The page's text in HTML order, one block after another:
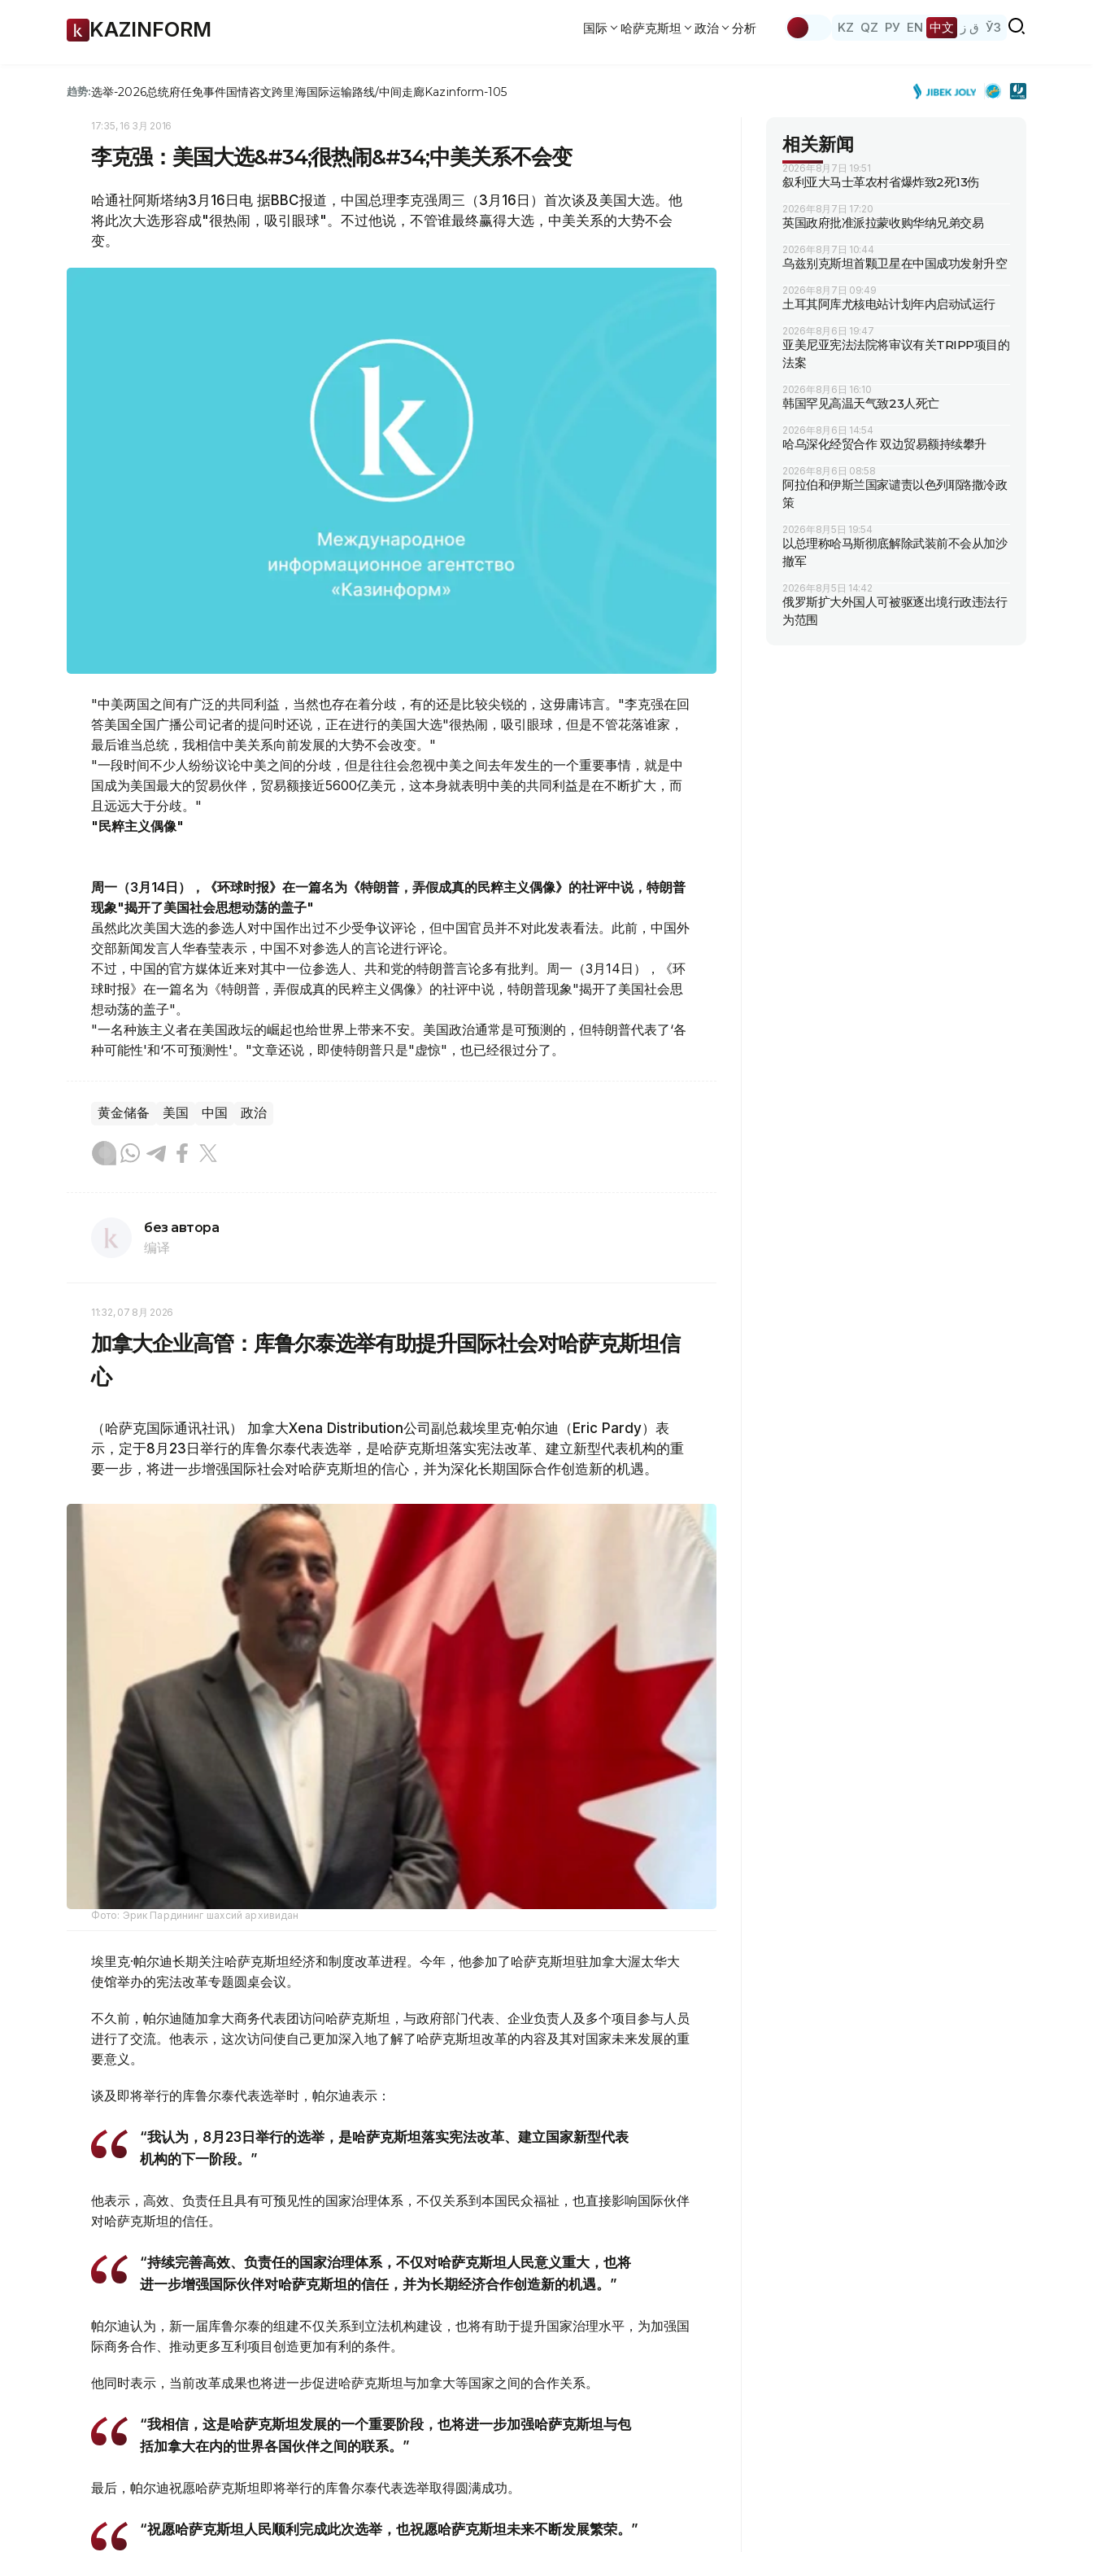
KAZINFORM 国际 哈萨克斯坦 政治 分析 KZ QZ РУ EN 中文 ق ز ЎЗ
趋势:选举-2026总统府任免事件国情咨文跨里海国际运输路线/中间走廊Kazinform-105
17:35, 16 3月 2016
李克强：美国大选&#34;很热闹&#34;中美关系不会变
哈通社阿斯塔纳3月16日电 据BBC报道，中国总理李克强周三（3月16日）首次谈及美国大选。他
将此次大选形容成"很热闹，吸引眼球"。不过他说，不管谁最终赢得大选，中美关系的大势不会
变。
"中美两国之间有广泛的共同利益，当然也存在着分歧，有的还是比较尖锐的，这毋庸讳言。"李克强在回
答美国全国广播公司记者的提问时还说，正在进行的美国大选"很热闹，吸引眼球，但是不管花落谁家，
最后谁当总统，我相信中美关系向前发展的大势不会改变。"
"一段时间不少人纷纷议论中美之间的分歧，但是往往会忽视中美之间去年发生的一个重要事情，就是中
国成为美国最大的贸易伙伴，贸易额接近5600亿美元，这本身就表明中美的共同利益是在不断扩大，而
且远远大于分歧。"
"民粹主义偶像"
周一（3月14日），《环球时报》在一篇名为《特朗普，弄假成真的民粹主义偶像》的社评中说，特朗普
现象"揭开了美国社会思想动荡的盖子"
虽然此次美国大选的参选人对中国作出过不少受争议评论，但中国官员并不对此发表看法。此前，中国外
交部新闻发言人华春莹表示，中国不对参选人的言论进行评论。
不过，中国的官方媒体近来对其中一位参选人、共和党的特朗普言论多有批判。周一（3月14日），《环
球时报》在一篇名为《特朗普，弄假成真的民粹主义偶像》的社评中说，特朗普现象"揭开了美国社会思
想动荡的盖子"。
"一名种族主义者在美国政坛的崛起也给世界上带来不安。美国政治通常是可预测的，但特朗普代表了‘各
种可能性'和‘不可预测性'。"文章还说，即使特朗普只是"虚惊"，也已经很过分了。
黄金储备 美国 中国 政治
без автора
编译
11:32, 07 8月 2026
加拿大企业高管：库鲁尔泰选举有助提升国际社会对哈萨克斯坦信
心
（哈萨克国际通讯社讯） 加拿大Xena Distribution公司副总裁埃里克·帕尔迪（Eric Pardy）表
示，定于8月23日举行的库鲁尔泰代表选举，是哈萨克斯坦落实宪法改革、建立新型代表机构的重
要一步，将进一步增强国际社会对哈萨克斯坦的信心，并为深化长期国际合作创造新的机遇。
Фото: Эрик Пардининг шахсий архивидан
埃里克·帕尔迪长期关注哈萨克斯坦经济和制度改革进程。今年，他参加了哈萨克斯坦驻加拿大渥太华大
使馆举办的宪法改革专题圆桌会议。
不久前，帕尔迪随加拿大商务代表团访问哈萨克斯坦，与政府部门代表、企业负责人及多个项目参与人员
进行了交流。他表示，这次访问使自己更加深入地了解了哈萨克斯坦改革的内容及其对国家未来发展的重
要意义。
谈及即将举行的库鲁尔泰代表选举时，帕尔迪表示：
“我认为，8月23日举行的选举，是哈萨克斯坦落实宪法改革、建立国家新型代表
机构的下一阶段。”
他表示，高效、负责任且具有可预见性的国家治理体系，不仅关系到本国民众福祉，也直接影响国际伙伴
对哈萨克斯坦的信任。
“持续完善高效、负责任的国家治理体系，不仅对哈萨克斯坦人民意义重大，也将
进一步增强国际伙伴对哈萨克斯坦的信任，并为长期经济合作创造新的机遇。”
帕尔迪认为，新一届库鲁尔泰的组建不仅关系到立法机构建设，也将有助于提升国家治理水平，为加强国
际商务合作、推动更多互利项目创造更加有利的条件。
他同时表示，当前改革成果也将进一步促进哈萨克斯坦与加拿大等国家之间的合作关系。
“我相信，这是哈萨克斯坦发展的一个重要阶段，也将进一步加强哈萨克斯坦与包
括加拿大在内的世界各国伙伴之间的联系。”
最后，帕尔迪祝愿哈萨克斯坦即将举行的库鲁尔泰代表选举取得圆满成功。
“祝愿哈萨克斯坦人民顺利完成此次选举，也祝愿哈萨克斯坦未来不断发展繁荣。”
相关新闻
2026年8月7日 19:51
叙利亚大马士革农村省爆炸致2死13伤
2026年8月7日 17:20
英国政府批准派拉蒙收购华纳兄弟交易
2026年8月7日 10:44
乌兹别克斯坦首颗卫星在中国成功发射升空
2026年8月7日 09:49
土耳其阿库尤核电站计划年内启动试运行
2026年8月6日 19:47
亚美尼亚宪法法院将审议有关TRIPP项目的
法案
2026年8月6日 16:10
韩国罕见高温天气致23人死亡
2026年8月6日 14:54
哈乌深化经贸合作 双边贸易额持续攀升
2026年8月6日 08:58
阿拉伯和伊斯兰国家谴责以色列耶路撒冷政
策
2026年8月5日 19:54
以总理称哈马斯彻底解除武装前不会从加沙
撤军
2026年8月5日 14:42
俄罗斯扩大外国人可被驱逐出境行政违法行
为范围